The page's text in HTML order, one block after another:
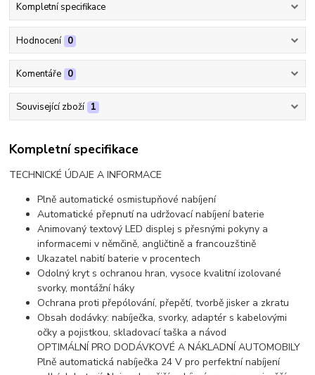
Kompletní specifikace
Hodnocení 0
Komentáře 0
Související zboží 1
Kompletní specifikace
TECHNICKÉ ÚDAJE A INFORMACE
Plně automatické osmistupňové nabíjení
Automatické přepnutí na udržovací nabíjení baterie
Animovaný textový LED displej s přesnými pokyny a
informacemi v němčině, angličtině a francouzštině
Ukazatel nabití baterie v procentech
Odolný kryt s ochranou hran, vysoce kvalitní izolované
svorky, montážní háky
Ochrana proti přepólování, přepětí, tvorbě jisker a zkratu
Obsah dodávky: nabíječka, svorky, adaptér s kabelovými
očky a pojistkou, skladovací taška a návod
OPTIMÁLNÍ PRO DODÁVKOVÉ A NÁKLADNÍ AUTOMOBILY
Plně automatická nabíječka 24 V pro perfektní nabíjení